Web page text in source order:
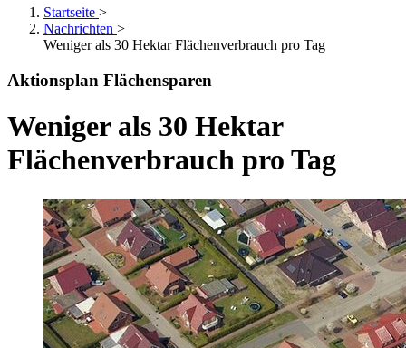
Startseite >
Nachrichten >
Weniger als 30 Hektar Flächenverbrauch pro Tag
Aktionsplan Flächensparen
Weniger als 30 Hektar
Flächenverbrauch pro Tag